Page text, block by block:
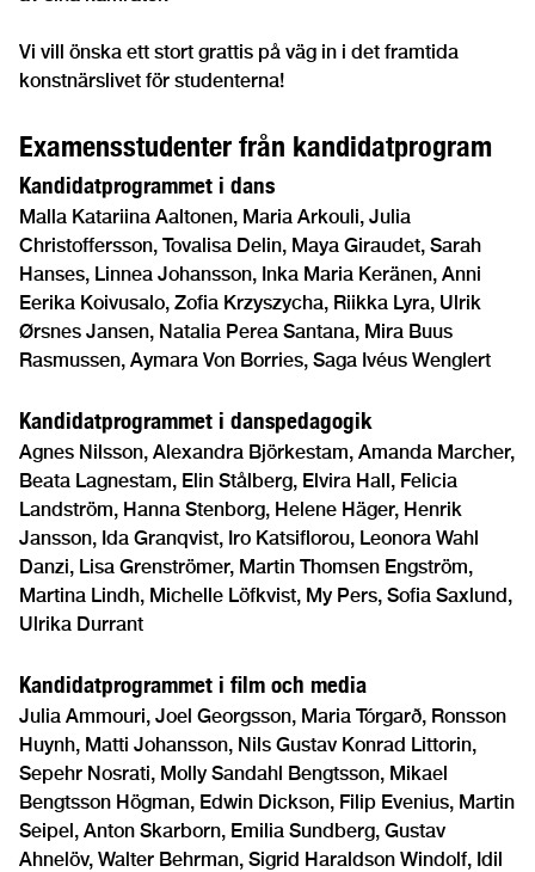
Vi vill önska ett stort grattis på väg in i det framtida
konstnärslivet för studenterna!
Examensstudenter från kandidatprogram
Kandidatprogrammet i dans
Malla Katariina Aaltonen, Maria Arkouli, Julia
Christoffersson, Tovalisa Delin, Maya Giraudet, Sarah
Hanses, Linnea Johansson, Inka Maria Keränen, Anni
Eerika Koivusalo, Zofia Krzyszycha, Riikka Lyra, Ulrik
Ørsnes Jansen, Natalia Perea Santana, Mira Buus
Rasmussen, Aymara Von Borries, Saga Ivéus Wenglert
Kandidatprogrammet i danspedagogik
Agnes Nilsson, Alexandra Björkestam, Amanda Marcher,
Beata Lagnestam, Elin Stålberg, Elvira Hall, Felicia
Landström, Hanna Stenborg, Helene Häger, Henrik
Jansson, Ida Granqvist, Iro Katsiflorou, Leonora Wahl
Danzi, Lisa Grenströmer, Martin Thomsen Engström,
Martina Lindh, Michelle Löfkvist, My Pers, Sofia Saxlund,
Ulrika Durrant
Kandidatprogrammet i film och media
Julia Ammouri, Joel Georgsson, Maria Tórgarð, Ronsson
Huynh, Matti Johansson, Nils Gustav Konrad Littorin,
Sepehr Nosrati, Molly Sandahl Bengtsson, Mikael
Bengtsson Högman, Edwin Dickson, Filip Evenius, Martin
Seipel, Anton Skarborn, Emilia Sundberg, Gustav
Ahnelöv, Walter Behrman, Sigrid Haraldson Windolf, Idil